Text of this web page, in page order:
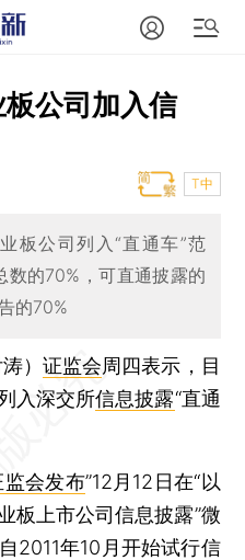
公司加入信
T中
板公司列入“直通车”范
数的70%，可直通披露的
的70%
） 证监会周四表示，目
入深交所信息披露“直通
监会发布”12月12日在“以
板上市公司信息披露”微
2011年10月开始试行信